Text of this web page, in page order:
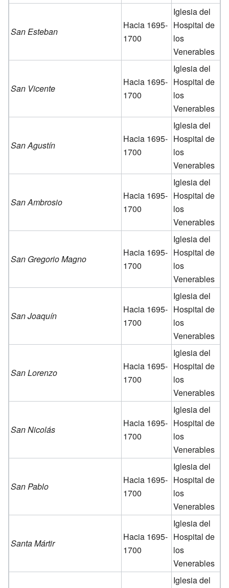
San Esteban
Hacia 1695-
1700
Iglesia del
Hospital de
los
Venerables
San Vicente
Hacia 1695-
1700
Iglesia del
Hospital de
los
Venerables
San Agustín
Hacia 1695-
1700
Iglesia del
Hospital de
los
Venerables
San Ambrosio
Hacia 1695-
1700
Iglesia del
Hospital de
los
Venerables
San Gregorio Magno
Hacia 1695-
1700
Iglesia del
Hospital de
los
Venerables
San Joaquín
Hacia 1695-
1700
Iglesia del
Hospital de
los
Venerables
San Lorenzo
Hacia 1695-
1700
Iglesia del
Hospital de
los
Venerables
San Nicolás
Hacia 1695-
1700
Iglesia del
Hospital de
los
Venerables
San Pablo
Hacia 1695-
1700
Iglesia del
Hospital de
los
Venerables
Santa Mártir
Hacia 1695-
1700
Iglesia del
Hospital de
los
Venerables
Iglesia del